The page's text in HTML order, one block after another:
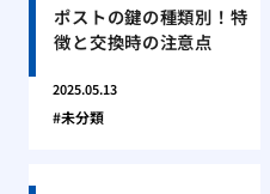
ポストの鍵の種類別！特
徴と交換時の注意点
2025.05.13
未分類